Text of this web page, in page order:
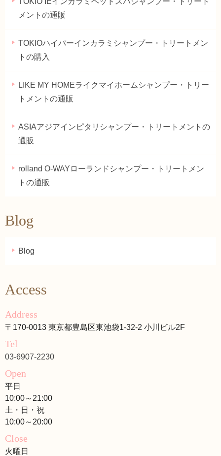
メントの通販
TOKIOハイパーインカラミシャンプー・トリートメン
トの購入
LIKE MY HOMEライクマイホームシャンプー・トリー
トメントの通販
ASIAアジアインピタリシャンプー・トリートメントの
通販
rolland O-WAYローランドシャンプー・トリートメン
トの通販
Blog
Blog
Access
Address
〒170-0013 東京都豊島区東池袋1-32-2 小川ビル2F
Tel
03-6907-2230
Open
平日
10:00～21:00
土・日・祝
10:00～20:00
Close
火曜日